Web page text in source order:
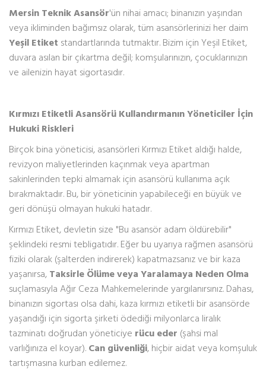
Mersin Teknik Asansör'ün nihai amacı; binanızın yaşından
veya ikliminden bağımsız olarak, tüm asansörlerinizi her daim
Yeşil Etiket standartlarında tutmaktır. Bizim için Yeşil Etiket,
duvara asılan bir çıkartma değil; komşularınızın, çocuklarınızın
ve ailenizin hayat sigortasıdır.
Kırmızı Etiketli Asansörü Kullandırmanın Yöneticiler İçin
Hukuki Riskleri
Birçok bina yöneticisi, asansörleri Kırmızı Etiket aldığı halde,
revizyon maliyetlerinden kaçınmak veya apartman
sakinlerinden tepki almamak için asansörü kullanıma açık
bırakmaktadır. Bu, bir yöneticinin yapabileceği en büyük ve
geri dönüşü olmayan hukuki hatadır.
Kırmızı Etiket, devletin size "Bu asansör adam öldürebilir"
şeklindeki resmi tebligatıdır. Eğer bu uyarıya rağmen asansörü
fiziki olarak (şalterden indirerek) kapatmazsanız ve bir kaza
yaşanırsa, Taksirle Ölüme veya Yaralamaya Neden Olma
suçlamasıyla Ağır Ceza Mahkemelerinde yargılanırsınız. Dahası,
binanızın sigortası olsa dahi, kaza kırmızı etiketli bir asansörde
yaşandığı için sigorta şirketi ödediği milyonlarca liralık
tazminatı doğrudan yöneticiye rücu eder (şahsi mal
varlığınıza el koyar). Can güvenliği, hiçbir aidat veya komşuluk
tartışmasına kurban edilemez.